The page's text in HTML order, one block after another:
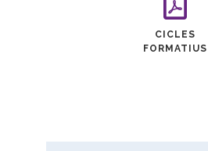
CICLES
FORMATIUS